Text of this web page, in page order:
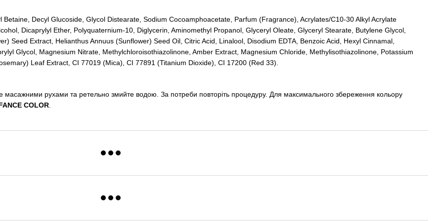
Decyl Glucoside, Glycol Distearate, Sodium Cocoamphoacetate, Parfum (Fragrance), Acrylates/C10-30 Alkyl Acrylate
Dicaprylyl Ether, Polyquaternium-10, Diglycerin, Aminomethyl Propanol, Glyceryl Oleate, Glyceryl Stearate, Butylene Glycol,
Seed Extract, Helianthus Annuus (Sunflower) Seed Oil, Citric Acid, Linalool, Disodium EDTA, Benzoic Acid, Hexyl Cinnamal,
Glycol, Magnesium Nitrate, Methylchloroisothiazolinone, Amber Extract, Magnesium Chloride, Methylisothiazolinone, Potassium
Leaf Extract, CI 77019 (Mica), CI 77891 (Titanium Dioxide), CI 17200 (Red 33).
масажними рухами та ретельно змийте водою. За потреби повторіть процедуру. Для максимального збереження кольору
COLOR